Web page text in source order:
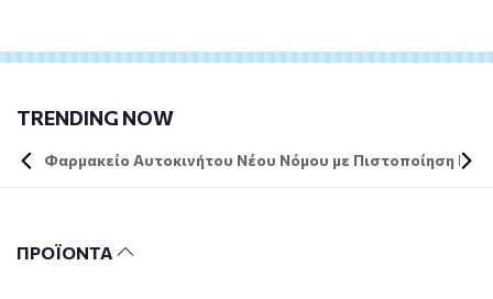
TRENDING NOW
Φαρμακείο Αυτοκινήτου Νέου Νόμου με Πιστοποίηση DIN
ΠΡΟΪΟΝΤΑ